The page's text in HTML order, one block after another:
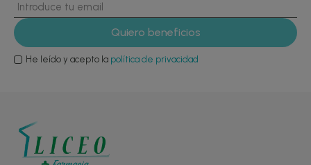
He leído y acepto la política de privacidad